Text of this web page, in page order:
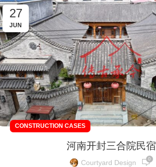
27
JUN
CONSTRUCTION CASES
河南开封三合院民宿
Courtyard Design 0